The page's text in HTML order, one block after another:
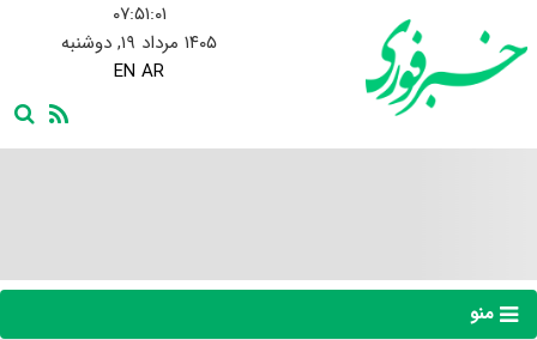
۰۷:۵۱:۰۲
۱۴۰۵ مرداد ۱۹, دوشنبه
EN AR
منو